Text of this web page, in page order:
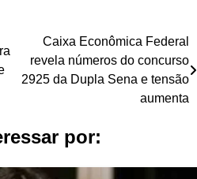
Caixa Econômica Federal
revela números do concurso
2925 da Dupla Sena e tensão
aumenta
por: